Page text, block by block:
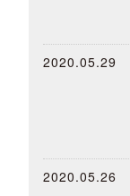
2020.05.29
2020.05.26